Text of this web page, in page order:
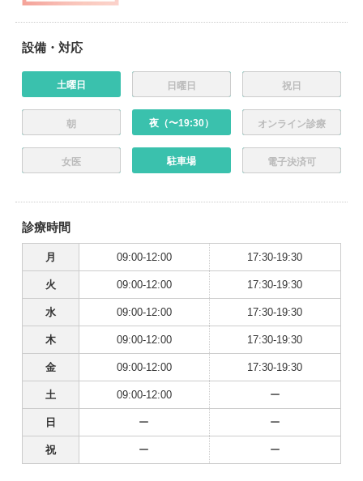
設備・対応
土曜日 日曜日 祝日
朝 夜（〜19:30） オンライン診療
女医 駐車場 電子決済可
診療時間
月 09:00-12:00 17:30-19:30
火 09:00-12:00 17:30-19:30
水 09:00-12:00 17:30-19:30
木 09:00-12:00 17:30-19:30
金 09:00-12:00 17:30-19:30
土 09:00-12:00 ー
日 ー ー
祝 ー ー